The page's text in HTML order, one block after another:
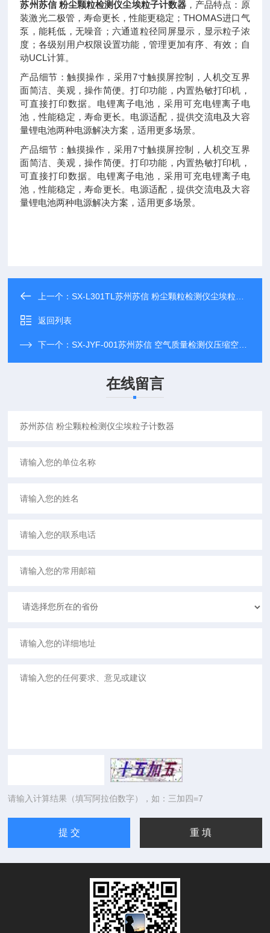
苏州苏信 粉尘颗粒检测仪尘埃粒子计数器 ，产品特点：原
装激光二极管，寿命更长，性能更稳定；THOMAS进口气
泵，能耗低，无噪音；六通道粒径同屏显示，显示粒子浓
度；各级别用户权限设置功能，管理更加有序、有效；自
动UCL计算。
产品细节：触摸操作，采用7寸触摸屏控制，人机交互界
面简洁、美观，操作简便。打印功能，内置热敏打印机，
可直接打印数据。电锂离子电池，采用可充电锂离子电
池，性能稳定，寿命更长。电源适配，提供交流电及大容
量锂电池两种电源解决方案，适用更多场景。
产品细节：触摸操作，采用7寸触摸屏控制，人机交互界
面简洁、美观，操作简便。打印功能，内置热敏打印机，
可直接打印数据。电锂离子电池，采用可充电锂离子电
池，性能稳定，寿命更长。电源适配，提供交流电及大容
量锂电池两种电源解决方案，适用更多场景。
上一个：SX-L301TL苏州苏信 粉尘颗粒检测仪尘埃粒子计数器
返回列表
下一个：SX-JYF-001苏州苏信 空气质量检测仪压缩空气检测器
在线留言
请输入计算结果（填写阿拉伯数字），如：三加四=7